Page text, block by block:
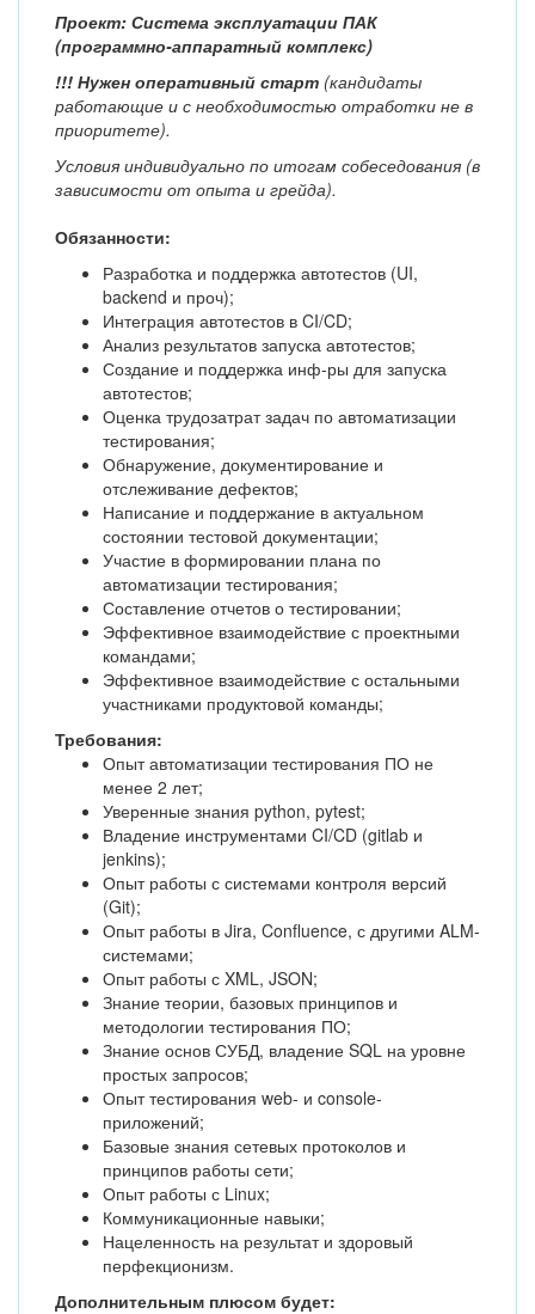
Проект: Система эксплуатации ПАК
(программно-аппаратный комплекс)
!!! Нужен оперативный старт (кандидаты
работающие и с необходимостью отработки не в
приоритете).
Условия индивидуально по итогам собеседования (в
зависимости от опыта и грейда).
Обязанности:
Разработка и поддержка автотестов (UI,
backend и проч);
Интеграция автотестов в CI/CD;
Анализ результатов запуска автотестов;
Создание и поддержка инф-ры для запуска
автотестов;
Оценка трудозатрат задач по автоматизации
тестирования;
Обнаружение, документирование и
отслеживание дефектов;
Написание и поддержание в актуальном
состоянии тестовой документации;
Участие в формировании плана по
автоматизации тестирования;
Составление отчетов о тестировании;
Эффективное взаимодействие с проектными
командами;
Эффективное взаимодействие с остальными
участниками продуктовой команды;
Требования:
Опыт автоматизации тестирования ПО не
менее 2 лет;
Уверенные знания python, pytest;
Владение инструментами CI/CD (gitlab и
jenkins);
Опыт работы с системами контроля версий
(Git);
Опыт работы в Jira, Confluence, с другими ALM-
системами;
Опыт работы с XML, JSON;
Знание теории, базовых принципов и
методологии тестирования ПО;
Знание основ СУБД, владение SQL на уровне
простых запросов;
Опыт тестирования web- и console-
приложений;
Базовые знания сетевых протоколов и
принципов работы сети;
Опыт работы с Linux;
Коммуникационные навыки;
Нацеленность на результат и здоровый
перфекционизм.
Дополнительным плюсом будет: